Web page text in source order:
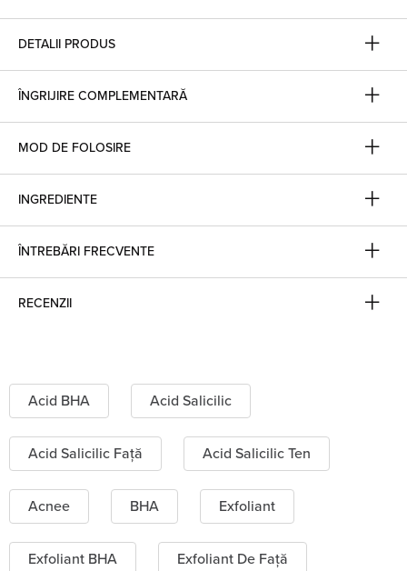
DETALII PRODUS
ÎNGRIJIRE COMPLEMENTARĂ
MOD DE FOLOSIRE
INGREDIENTE
ÎNTREBĂRI FRECVENTE
RECENZII
Acid BHA Acid Salicilic
Acid Salicilic Față Acid Salicilic Ten
Acnee BHA Exfoliant
Exfoliant BHA Exfoliant De Față